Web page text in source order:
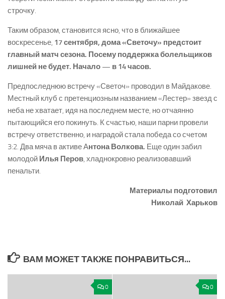
строчку.
Таким образом, становится ясно, что в ближайшее
воскресенье, 17 сентября, дома «Светочу» предстоит
главный матч сезона. Посему поддержка болельщиков
лишней не будет. Начало — в 14 часов.
Предпоследнюю встречу «Светоч» проводил в Майдакове.
Местный клуб с претенциозным названием «Лестер» звезд с
неба не хватает, идя на последнем месте, но отчаянно
пытающийся его покинуть. К счастью, наши парни провели
встречу ответственно, и наградой стала победа со счетом
3:2. Два мяча в активе Антона Волкова. Еще один забил
молодой Илья Перов, хладнокровно реализовавший
пенальти.
Материалы подготовил
Николай Харьков
ВАМ МОЖЕТ ТАКЖЕ ПОНРАВИТЬСЯ...
0 0